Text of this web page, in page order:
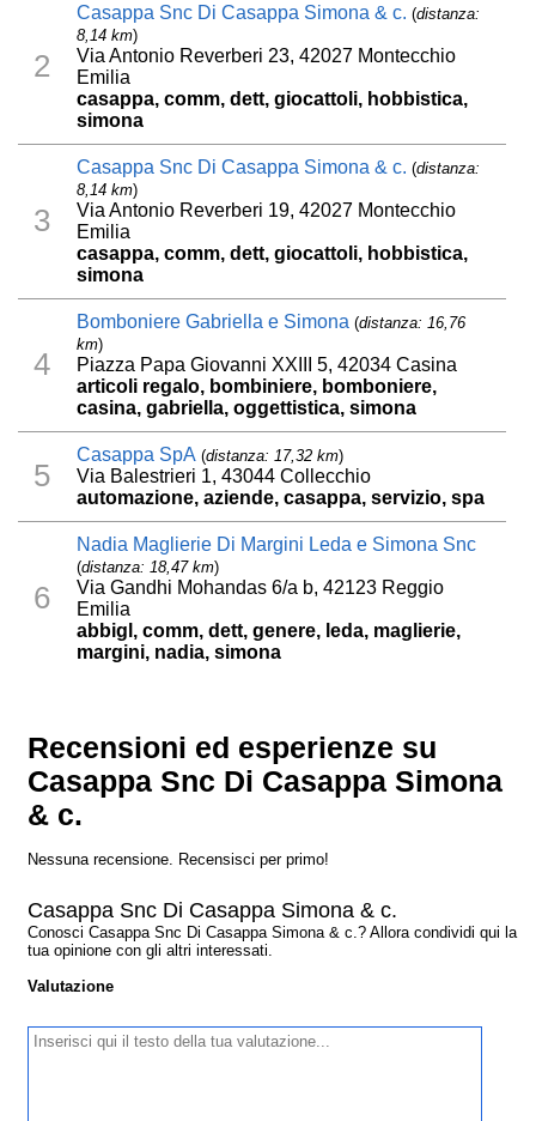
2
Casappa Snc Di Casappa Simona & c. (distanza:
8,14 km)
Via Antonio Reverberi 23, 42027 Montecchio
Emilia
casappa, comm, dett, giocattoli, hobbistica,
simona
3
Casappa Snc Di Casappa Simona & c. (distanza:
8,14 km)
Via Antonio Reverberi 19, 42027 Montecchio
Emilia
casappa, comm, dett, giocattoli, hobbistica,
simona
4
Bomboniere Gabriella e Simona (distanza: 16,76
km)
Piazza Papa Giovanni XXIII 5, 42034 Casina
articoli regalo, bombiniere, bomboniere,
casina, gabriella, oggettistica, simona
5
Casappa SpA (distanza: 17,32 km)
Via Balestrieri 1, 43044 Collecchio
automazione, aziende, casappa, servizio, spa
6
Nadia Maglierie Di Margini Leda e Simona Snc
(distanza: 18,47 km)
Via Gandhi Mohandas 6/a b, 42123 Reggio
Emilia
abbigl, comm, dett, genere, leda, maglierie,
margini, nadia, simona
Recensioni ed esperienze su
Casappa Snc Di Casappa Simona
& c.
Nessuna recensione. Recensisci per primo!
Casappa Snc Di Casappa Simona & c.
Conosci Casappa Snc Di Casappa Simona & c.? Allora condividi qui la
tua opinione con gli altri interessati.
Valutazione